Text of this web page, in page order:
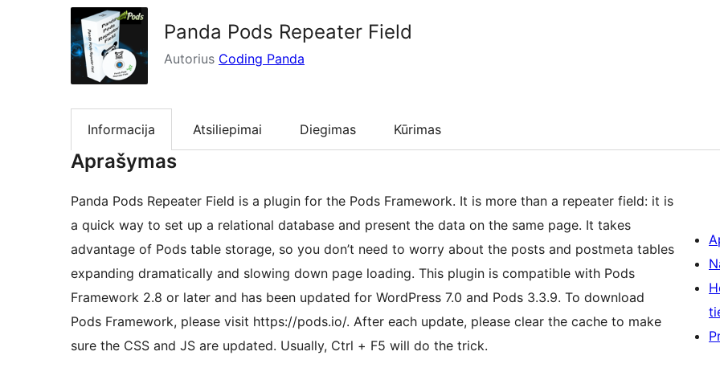
Panda Pods Repeater Field
Autorius Coding Panda
Informacija Atsiliepimai Diegimas Kūrimas
Aprašymas
Panda Pods Repeater Field is a plugin for the Pods Framework. It is more than a repeater field: it is
a quick way to set up a relational database and present the data on the same page. It takes
advantage of Pods table storage, so you don’t need to worry about the posts and postmeta tables
expanding dramatically and slowing down page loading. This plugin is compatible with Pods
Framework 2.8 or later and has been updated for WordPress 7.0 and Pods 3.3.9. To download
Pods Framework, please visit https://pods.io/. After each update, please clear the cache to make
sure the CSS and JS are updated. Usually, Ctrl + F5 will do the trick.